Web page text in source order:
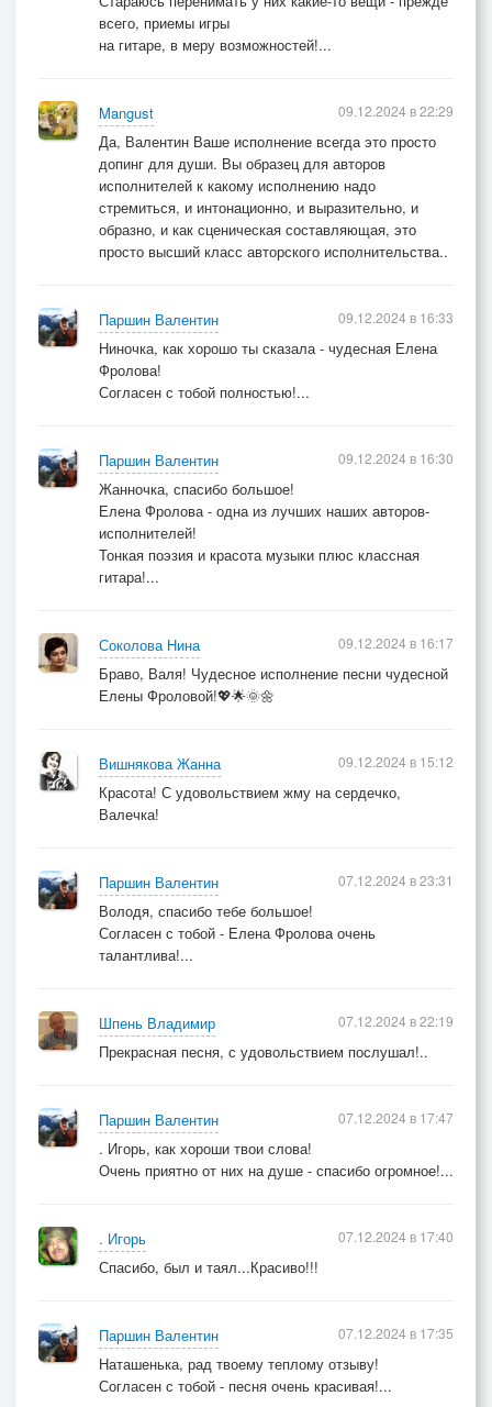
всего, приемы игры
на гитаре, в меру возможностей!...
Mangust
Да, Валентин Ваше исполнение всегда это просто
допинг для души. Вы образец для авторов
исполнителей к какому исполнению надо
стремиться, и интонационно, и выразительно, и
образно, и как сценическая составляющая, это
просто высший класс авторского исполнительства..
09.12.2024 в 22:29
Паршин Валентин
Ниночка, как хорошо ты сказала - чудесная Елена
Фролова!
Согласен с тобой полностью!...
09.12.2024 в 16:33
Паршин Валентин
Жанночка, спасибо большое!
Елена Фролова - одна из лучших наших авторов-
исполнителей!
Тонкая поэзия и красота музыки плюс классная
гитара!...
09.12.2024 в 16:30
Соколова Нина
Браво, Валя! Чудесное исполнение песни чудесной
Елены Фроловой!💖🌟🌞🌼
09.12.2024 в 16:17
Вишнякова Жанна
Красота! С удовольствием жму на сердечко,
Валечка!
09.12.2024 в 15:12
Паршин Валентин
Володя, спасибо тебе большое!
Согласен с тобой - Елена Фролова очень
талантлива!...
07.12.2024 в 23:31
Шпень Владимир
Прекрасная песня, с удовольствием послушал!..
07.12.2024 в 22:19
Паршин Валентин
. Игорь, как хороши твои слова!
Очень приятно от них на душе - спасибо огромное!...
07.12.2024 в 17:47
. Игорь
Спасибо, был и таял...Красиво!!!
07.12.2024 в 17:40
Паршин Валентин
Наташенька, рад твоему теплому отзыву!
Согласен с тобой - песня очень красивая!...
07.12.2024 в 17:35